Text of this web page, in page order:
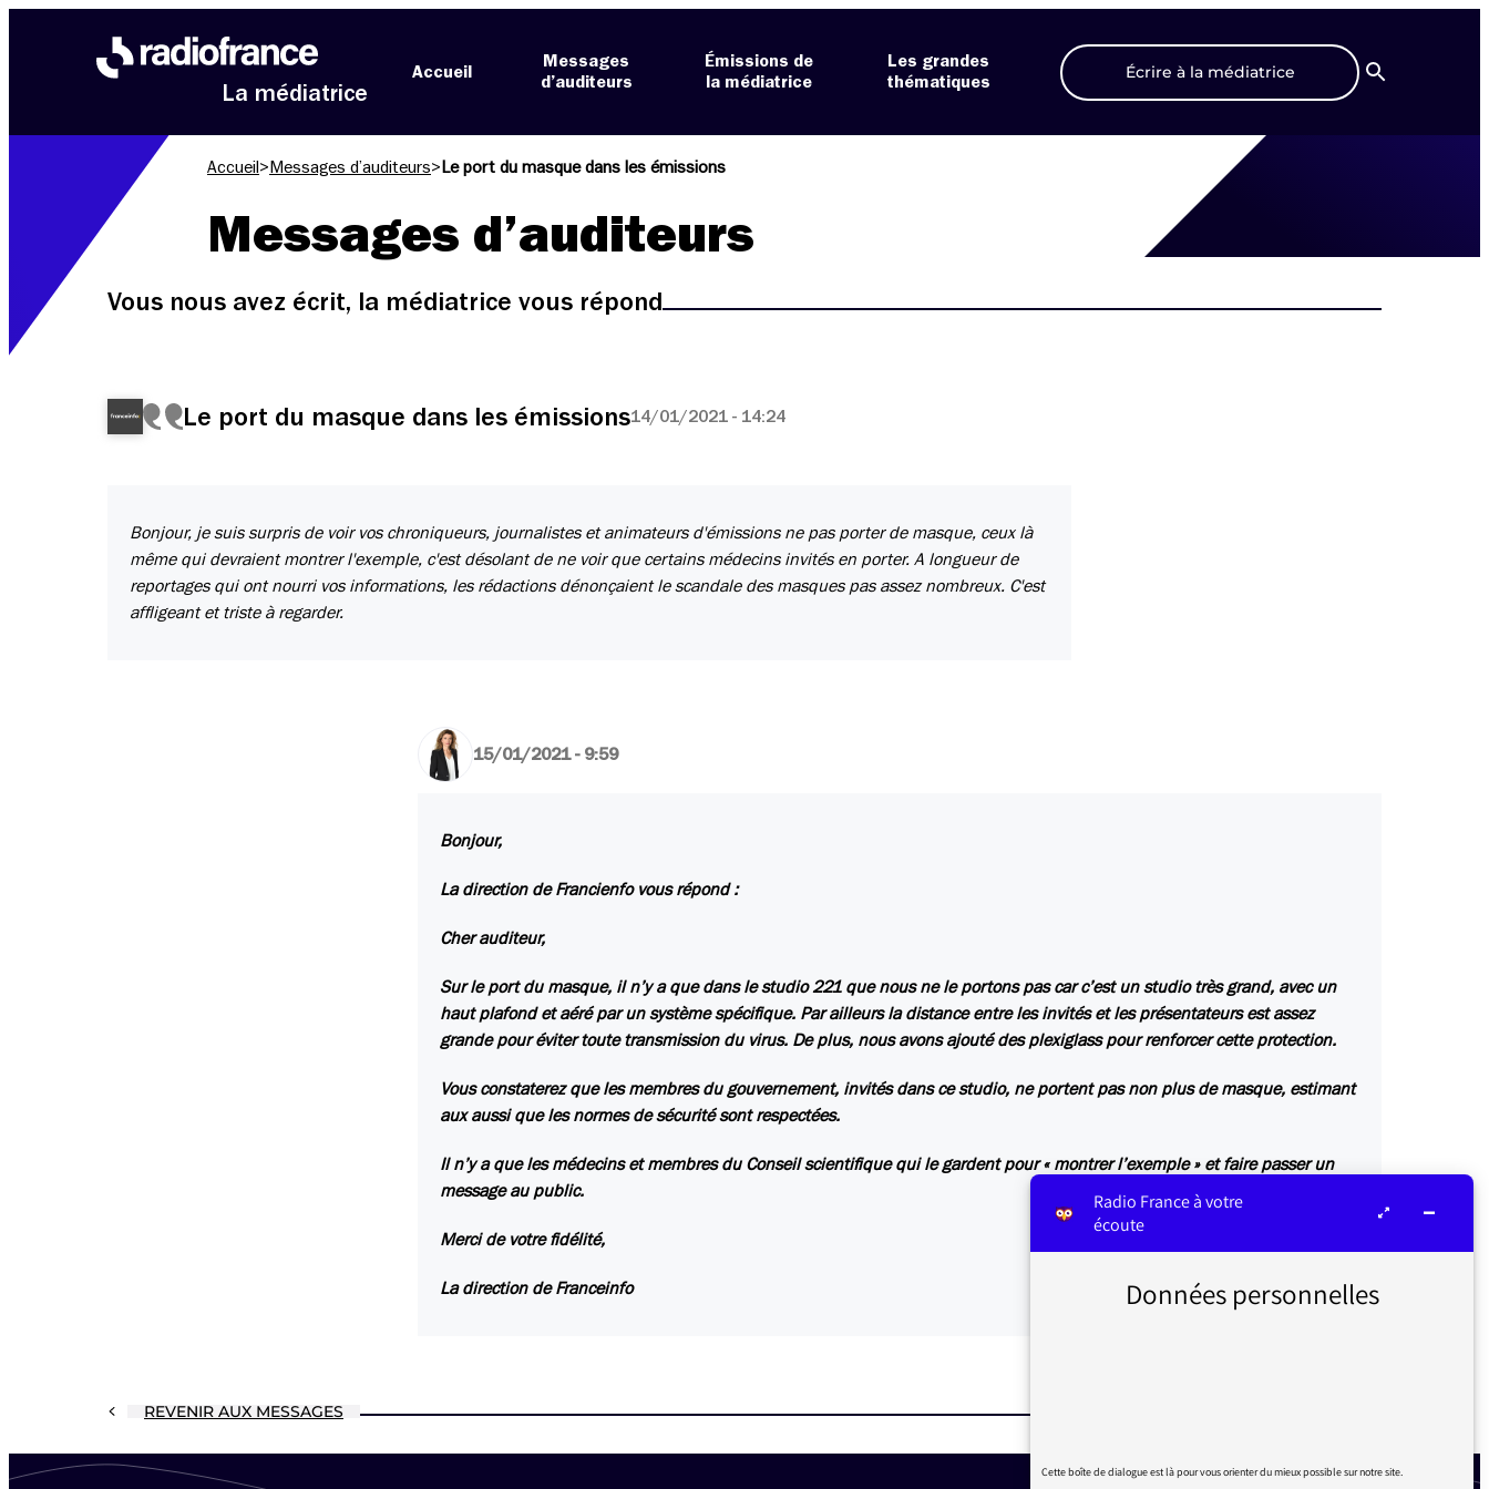
La médiatrice
Accueil
Messages
d’auditeurs
Émissions de
la médiatrice
Les grandes
thématiques
Écrire à la médiatrice
Recherche
Accueil > Messages d’auditeurs> Le port du masque dans les émissions
Messages d’auditeurs
Vous nous avez écrit, la médiatrice vous répond
Le port du masque dans les émissions14/01/2021 - 14:24
Bonjour, je suis surpris de voir vos chroniqueurs, journalistes et animateurs d'émissions ne pas porter de masque, ceux là
même qui devraient montrer l'exemple, c'est désolant de ne voir que certains médecins invités en porter. A longueur de
reportages qui ont nourri vos informations, les rédactions dénonçaient le scandale des masques pas assez nombreux. C'est
affligeant et triste à regarder.
15/01/2021 - 9:59
Bonjour,
La direction de Francienfo vous répond :
Cher auditeur,
Sur le port du masque, il n’y a que dans le studio 221 que nous ne le portons pas car c’est un studio très grand, avec un
haut plafond et aéré par un système spécifique. Par ailleurs la distance entre les invités et les présentateurs est assez
grande pour éviter toute transmission du virus. De plus, nous avons ajouté des plexiglass pour renforcer cette protection.
Vous constaterez que les membres du gouvernement, invités dans ce studio, ne portent pas non plus de masque, estimant
aux aussi que les normes de sécurité sont respectées.
Il n’y a que les médecins et membres du Conseil scientifique qui le gardent pour « montrer l’exemple » et faire passer un
message au public.
Merci de votre fidélité,
La direction de Franceinfo
REVENIR AUX MESSAGES
Radio France à votre
écoute
Données personnelles
Cette boîte de dialogue est là pour vous orienter du mieux possible sur notre site.